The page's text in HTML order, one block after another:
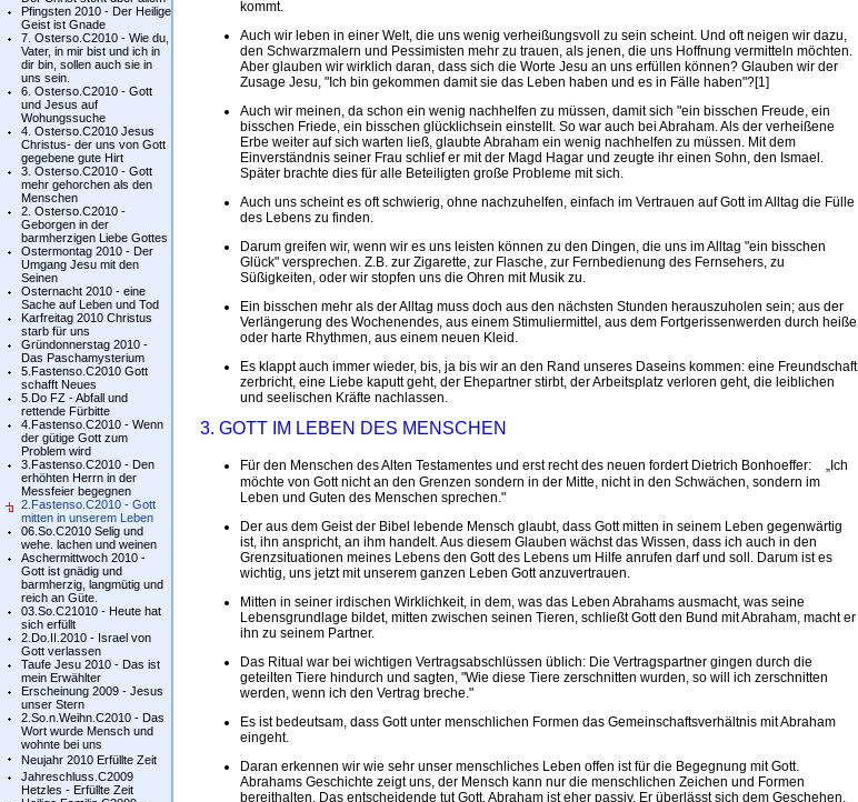
Pfingsten 2010 - Der Heilige
Geist ist Gnade
7. Osterso.C2010 - Wie du,
Vater, in mir bist und ich in
dir bin, sollen auch sie in
uns sein.
6. Osterso.C2010 - Gott
und Jesus auf
Wohungssuche
4. Osterso.C2010 Jesus
Christus- der uns von Gott
gegebene gute Hirt
3. Osterso.C2010 - Gott
mehr gehorchen als den
Menschen
2. Osterso.C2010 -
Geborgen in der
barmherzigen Liebe Gottes
Ostermontag 2010 - Der
Umgang Jesu mit den
Seinen
Osternacht 2010 - eine
Sache auf Leben und Tod
Karfreitag 2010 Christus
starb für uns
Gründonnerstag 2010 -
Das Paschamysterium
5.Fastenso.C2010 Gott
schafft Neues
5.Do FZ - Abfall und
rettende Fürbitte
4.Fastenso.C2010 - Wenn
der gütige Gott zum
Problem wird
3.Fastenso.C2010 - Den
erhöhten Herrn in der
Messfeier begegnen
2.Fastenso.C2010 - Gott
mitten in unserem Leben
06.So.C2010 Selig und
wehe. lachen und weinen
Aschermittwoch 2010 -
Gott ist gnädig und
barmherzig, langmütig und
reich an Güte.
03.So.C21010 - Heute hat
sich erfüllt
2.Do.II.2010 - Israel von
Gott verlassen
Taufe Jesu 2010 - Das ist
mein Erwählter
Erscheinung 2009 - Jesus
unser Stern
2.So.n.Weihn.C2010 - Das
Wort wurde Mensch und
wohnte bei uns
Neujahr 2010 Erfüllte Zeit
Jahreschluss.C2009
Hetzles - Erfüllte Zeit
kommt.
Auch wir leben in einer Welt, die uns wenig verheißungsvoll zu sein scheint. Und oft neigen wir dazu,
den Schwarzmalern und Pessimisten mehr zu trauen, als jenen, die uns Hoffnung vermitteln möchten.
Aber glauben wir wirklich daran, dass sich die Worte Jesu an uns erfüllen können? Glauben wir der
Zusage Jesu, "Ich bin gekommen damit sie das Leben haben und es in Fälle haben"?[1]
Auch wir meinen, da schon ein wenig nachhelfen zu müssen, damit sich "ein bisschen Freude, ein
bisschen Friede, ein bisschen glücklichsein einstellt. So war auch bei Abraham. Als der verheißene
Erbe weiter auf sich warten ließ, glaubte Abraham ein wenig nachhelfen zu müssen. Mit dem
Einverständnis seiner Frau schlief er mit der Magd Hagar und zeugte ihr einen Sohn, den Ismael.
Später brachte dies für alle Beteiligten große Probleme mit sich.
Auch uns scheint es oft schwierig, ohne nachzuhelfen, einfach im Vertrauen auf Gott im Alltag die Fülle
des Lebens zu finden.
Darum greifen wir, wenn wir es uns leisten können zu den Dingen, die uns im Alltag "ein bisschen
Glück" versprechen. Z.B. zur Zigarette, zur Flasche, zur Fernbedienung des Fernsehers, zu
Süßigkeiten, oder wir stopfen uns die Ohren mit Musik zu.
Ein bisschen mehr als der Alltag muss doch aus den nächsten Stunden herauszuholen sein; aus der
Verlängerung des Wochenendes, aus einem Stimuliermittel, aus dem Fortgerissenwerden durch heiße
oder harte Rhythmen, aus einem neuen Kleid.
Es klappt auch immer wieder, bis, ja bis wir an den Rand unseres Daseins kommen: eine Freundschaft
zerbricht, eine Liebe kaputt geht, der Ehepartner stirbt, der Arbeitsplatz verloren geht, die leiblichen
und seelischen Kräfte nachlassen.
3. GOTT IM LEBEN DES MENSCHEN
Für den Menschen des Alten Testamentes und erst recht des neuen fordert Dietrich Bonhoeffer: „Ich
möchte von Gott nicht an den Grenzen sondern in der Mitte, nicht in den Schwächen, sondern im
Leben und Guten des Menschen sprechen."
Der aus dem Geist der Bibel lebende Mensch glaubt, dass Gott mitten in seinem Leben gegenwärtig
ist, ihn anspricht, an ihm handelt. Aus diesem Glauben wächst das Wissen, dass ich auch in den
Grenzsituationen meines Lebens den Gott des Lebens um Hilfe anrufen darf und soll. Darum ist es
wichtig, uns jetzt mit unserem ganzen Leben Gott anzuvertrauen.
Mitten in seiner irdischen Wirklichkeit, in dem, was das Leben Abrahams ausmacht, was seine
Lebensgrundlage bildet, mitten zwischen seinen Tieren, schließt Gott den Bund mit Abraham, macht er
ihn zu seinem Partner.
Das Ritual war bei wichtigen Vertragsabschlüssen üblich: Die Vertragspartner gingen durch die
geteilten Tiere hindurch und sagten, "Wie diese Tiere zerschnitten wurden, so will ich zerschnitten
werden, wenn ich den Vertrag breche."
Es ist bedeutsam, dass Gott unter menschlichen Formen das Gemeinschaftsverhältnis mit Abraham
eingeht.
Daran erkennen wir wie sehr unser menschliches Leben offen ist für die Begegnung mit Gott.
Abrahams Geschichte zeigt uns, der Mensch kann nur die menschlichen Zeichen und Formen
bereithalten. Das entscheidende tut Gott. Abraham ist eher passiv. Er überlässt sich dem Geschehen.